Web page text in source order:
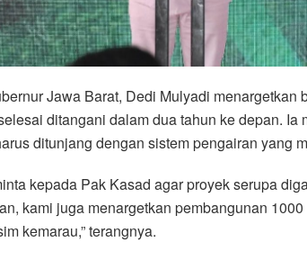
Jawa Barat, Dedi Mulyadi
ditangani dalam dua tahun ke depan.
ditunjang dengan sistem pengairan yang
kepada Pak Kasad agar proyek serupa
kami juga menargetkan pembangunan
kemarau,” terangnya.